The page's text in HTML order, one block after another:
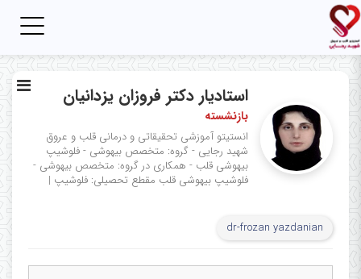
استادیار دکتر فروزان یزدانیان
بازنشسته
انستیتو آموزشی تحقیقاتی و درمانی قلب و عروق
شهید رجایی - گروه: متخصص بیهوشی - فلوشیپ
بیهوشی قلب - همکاری در گروه: متخصص بیهوشی -
فلوشیپ بیهوشی قلب مقطع تحصیلی: فلوشیپ |
dr-frozan yazdanian